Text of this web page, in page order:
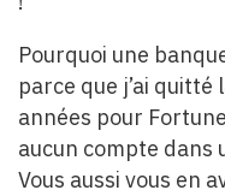
Pourquoi une
parce que j’ai quitté
années pour
aucun compte dans
Vous aussi vous en